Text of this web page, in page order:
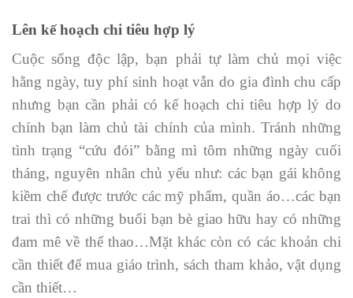
Lên kế hoạch chi tiêu hợp lý
Cuộc sống độc lập, bạn phải tự làm chủ mọi việc
hằng ngày, tuy phí sinh hoạt vẫn do gia đình chu cấp
nhưng bạn cần phải có kế hoạch chi tiêu hợp lý do
chính bạn làm chủ tài chính của mình. Tránh những
tình trạng “cứu đói” bằng mì tôm những ngày cuối
tháng, nguyên nhân chủ yếu như: các bạn gái không
kiềm chế được trước các mỹ phẩm, quần áo…các bạn
trai thì có những buổi bạn bè giao hữu hay có những
đam mê về thể thao…Mặt khác còn có các khoản chi
cần thiết để mua giáo trình, sách tham khảo, vật dụng
cần thiết…